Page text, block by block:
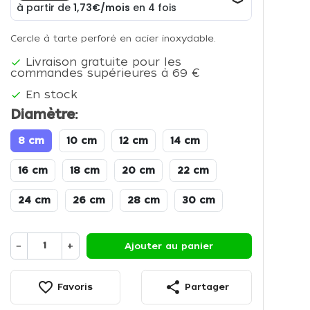
Cercle à tarte perforé en acier inoxydable.
 Livraison gratuite pour les
commandes supérieures à 69 €
 En stock
Diamètre:
8 cm 10 cm 12 cm 14 cm
16 cm 18 cm 20 cm 22 cm
24 cm 26 cm 28 cm 30 cm
− + Ajouter au panier
favorite_border Favoris share Partager